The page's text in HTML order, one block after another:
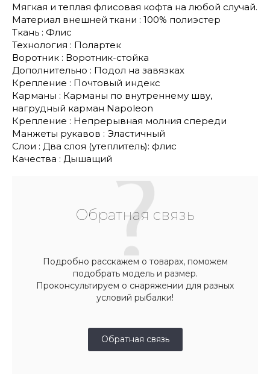
Мягкая и теплая флисовая кофта на любой случай.
Материал внешней ткани : 100% полиэстер
Ткань : Флис
Технология : Полартек
Воротник : Воротник-стойка
Дополнительно : Подол на завязках
Крепление : Почтовый индекс
Карманы : Карманы по внутреннему шву,
нагрудный карман Napoleon
Крепление : Непрерывная молния спереди
Манжеты рукавов : Эластичный
Слои : Два слоя (утеплитель): флис
Качества : Дышащий
Обратная связь
Подробно расскажем о товарах, поможем
подобрать модель и размер.
Проконсультируем о снаряжении для разных
условий рыбалки!
Обратная связь